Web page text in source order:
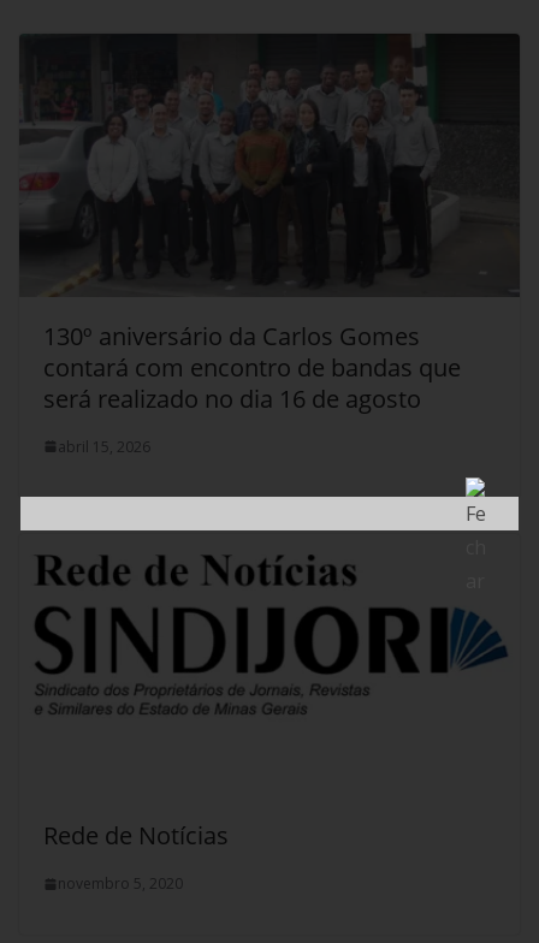
130º aniversário da Carlos Gomes
contará com encontro de bandas que
será realizado no dia 16 de agosto
abril 15, 2026
Rede de Notícias
novembro 5, 2020